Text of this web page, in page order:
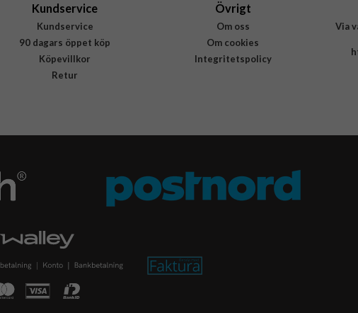
Kundservice
Kundservice
90 dagars öppet köp
Köpevillkor
Retur
Övrigt
Om oss
Om cookies
Integritetspolicy
Via